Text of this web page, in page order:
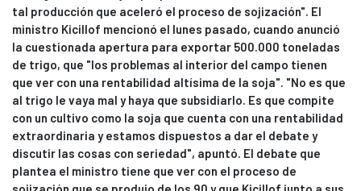
tal producción que aceleró el proceso de sojización". El
ministro Kicillof mencionó el lunes pasado, cuando anunció
la cuestionada apertura para exportar 500.000 toneladas
de trigo, que "los problemas al interior del campo tienen
que ver con una rentabilidad altísima de la soja". "No es que
al trigo le vaya mal y haya que subsidiarlo. Es que compite
con un cultivo como la soja que cuenta con una rentabilidad
extraordinaria y estamos dispuestos a dar el debate y
discutir las cosas con seriedad", apuntó. El debate que
plantea el ministro tiene que ver con el proceso de